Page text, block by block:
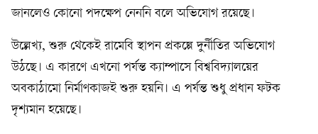
জানলেও কোনো পদক্ষেপ নেননি বলে অভিযোগ রয়েছে।
উল্লেখ্য, শুরু থেকেই রামেবি স্থাপন প্রকল্পে দুর্নীতির অভিযোগ
উঠছে। এ কারণে এখনো পর্যন্ত ক্যাম্পাসে বিশ্ববিদ্যালয়ের
অবকাঠামো নির্মাণকাজই শুরু হয়নি। এ পর্যন্ত শুধু প্রধান ফটক
দৃশ্যমান হয়েছে।